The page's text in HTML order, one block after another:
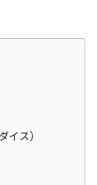
イス）